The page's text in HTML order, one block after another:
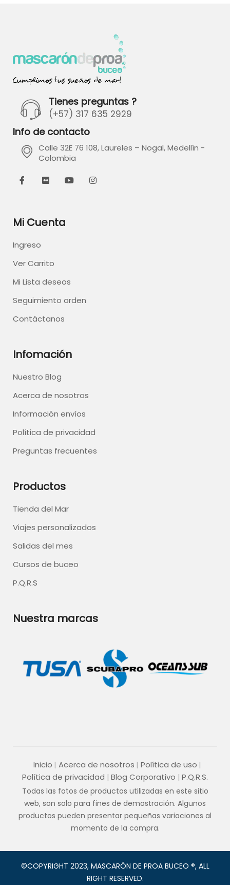
Tienes preguntas ?
(+57) 317 635 2929
Info de contacto
Calle 32E 76 108, Laureles – Nogal, Medellín -
Colombia
Mi Cuenta
Ingreso
Ver Carrito
Mi Lista deseos
Seguimiento orden
Contáctanos
Infomación
Nuestro Blog
Acerca de nosotros
Información envíos
Política de privacidad
Preguntas frecuentes
Productos
Tienda del Mar
Viajes personalizados
Salidas del mes
Cursos de buceo
P.Q.R.S
Nuestra marcas
Inicio Acerca de nosotros
Política de uso
Política de privacidad
Blog Corporativo P.Q.R.S.
Todas las fotos de productos utilizadas en este sitio
web, son solo para fines de demostración. Algunos
productos pueden presentar pequeñas variaciones al
momento de la compra.
©COPYRIGHT 2023, MASCARÓN DE PROA BUCEO ®, ALL
RIGHT RESERVED.